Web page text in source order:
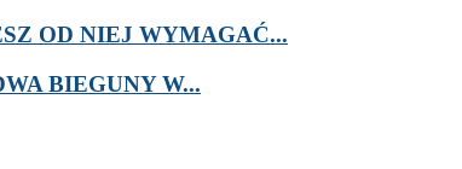
OD NIEJ WYMAGAĆ...
BIEGUNY W...